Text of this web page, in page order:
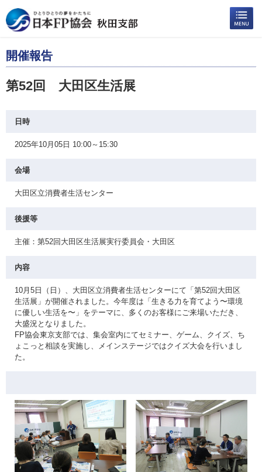
開催報告
第52回 大田区生活展
日時
2025年10月05日 10:00～15:30
会場
大田区立消費者生活センター
後援等
主催：第52回大田区生活展実行委員会・大田区
内容
10月5日（日）、大田区立消費者生活センターにて「第52回大田区
生活展」が開催されました。今年度は「生きる力を育てよう〜環境
に優しい生活を〜」をテーマに、多くのお客様にご来場いただき、
大盛況となりました。
FP協会東京支部では、集会室内にてセミナー、ゲーム、クイズ、ち
ょこっと相談を実施し、メインステージではクイズ大会を行いまし
た。